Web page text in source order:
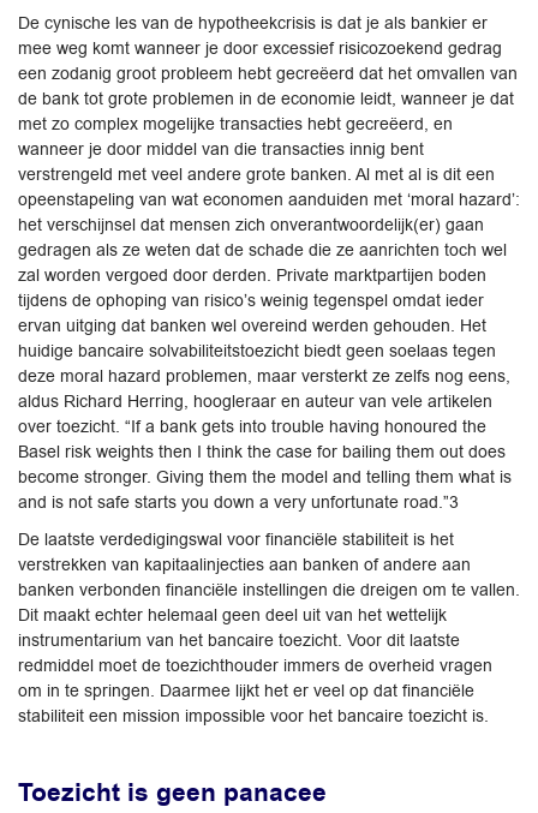
De cynische les van de hypotheekcrisis is dat je als bankier er
mee weg komt wanneer je door excessief risicozoekend gedrag
een zodanig groot probleem hebt gecreëerd dat het omvallen van
de bank tot grote problemen in de economie leidt, wanneer je dat
met zo complex mogelijke transacties hebt gecreëerd, en
wanneer je door middel van die transacties innig bent
verstrengeld met veel andere grote banken. Al met al is dit een
opeenstapeling van wat economen aanduiden met ‘moral hazard’:
het verschijnsel dat mensen zich onverantwoordelijk(er) gaan
gedragen als ze weten dat de schade die ze aanrichten toch wel
zal worden vergoed door derden. Private marktpartijen boden
tijdens de ophoping van risico’s weinig tegenspel omdat ieder
ervan uitging dat banken wel overeind werden gehouden. Het
huidige bancaire solvabiliteitstoezicht biedt geen soelaas tegen
deze moral hazard problemen, maar versterkt ze zelfs nog eens,
aldus Richard Herring, hoogleraar en auteur van vele artikelen
over toezicht. “If a bank gets into trouble having honoured the
Basel risk weights then I think the case for bailing them out does
become stronger. Giving them the model and telling them what is
and is not safe starts you down a very unfortunate road.”3
De laatste verdedigingswal voor financiële stabiliteit is het
verstrekken van kapitaalinjecties aan banken of andere aan
banken verbonden financiële instellingen die dreigen om te vallen.
Dit maakt echter helemaal geen deel uit van het wettelijk
instrumentarium van het bancaire toezicht. Voor dit laatste
redmiddel moet de toezichthouder immers de overheid vragen
om in te springen. Daarmee lijkt het er veel op dat financiële
stabiliteit een mission impossible voor het bancaire toezicht is.
Toezicht is geen panacee